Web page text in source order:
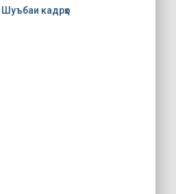
Шуъбаи кадрҳо